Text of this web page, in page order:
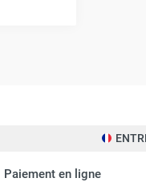
éviter de salir les
Paiement en ligne